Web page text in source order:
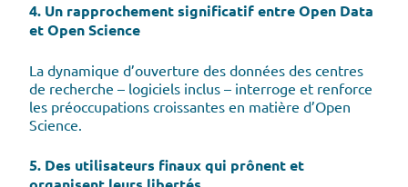
4. Un rapprochement significatif entre Open Data
et Open Science
La dynamique d’ouverture des données des centres
de recherche – logiciels inclus – interroge et renforce
les préoccupations croissantes en matière d’Open
Science.
5. Des utilisateurs finaux qui prônent et